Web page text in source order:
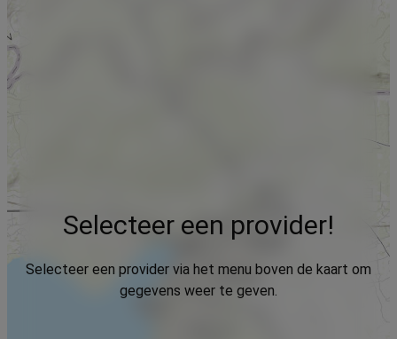
Selecteer een provider!
Selecteer een provider via het menu boven de kaart om
gegevens weer te geven.